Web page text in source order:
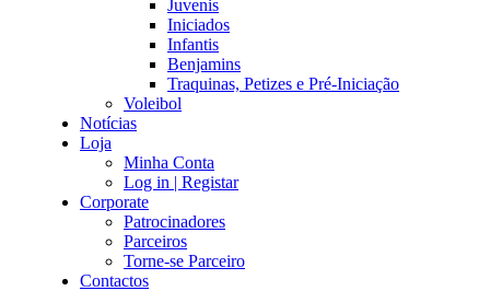
Juvenis
Iniciados
Infantis
Benjamins
Traquinas, Petizes e Pré-Iniciação
Voleibol
Notícias
Loja
Minha Conta
Log in | Registar
Corporate
Patrocinadores
Parceiros
Torne-se Parceiro
Contactos